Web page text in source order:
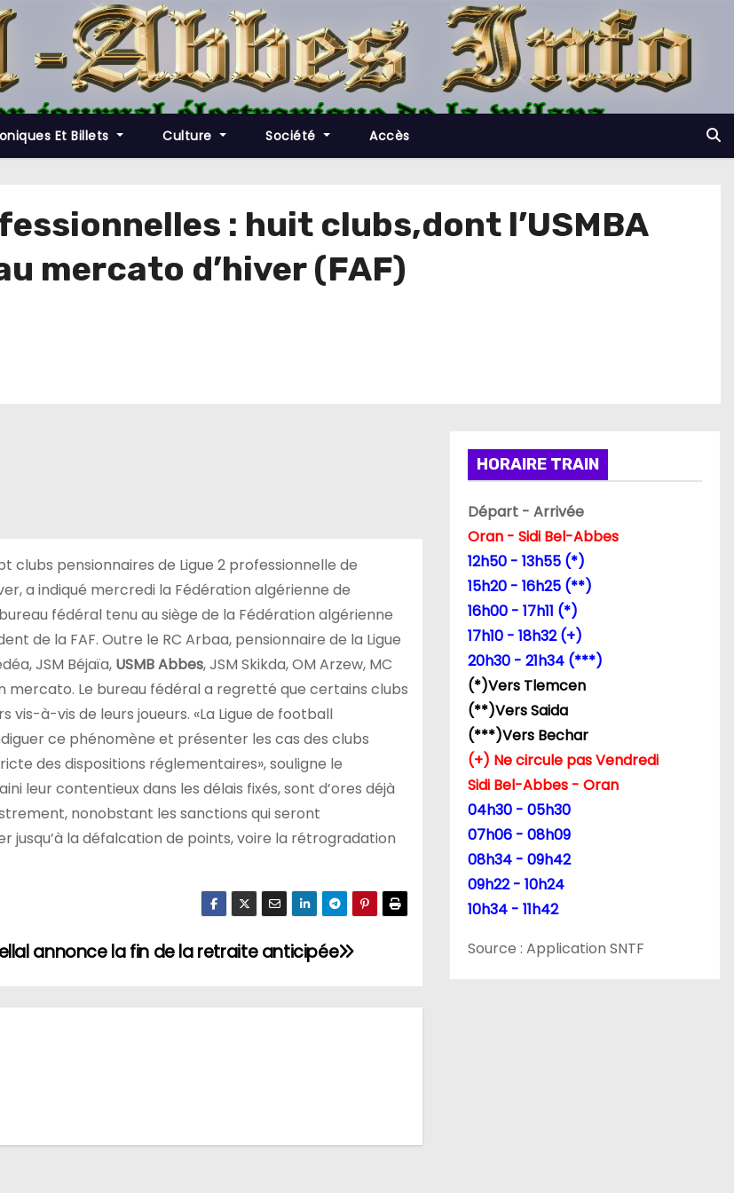
Et Billets Culture Société Accès
: huit clubs,dont l’USMBA
mercato d’hiver (FAF)
clubs pensionnaires de Ligue 2 professionnelle de
a indiqué mercredi la Fédération algérienne de
fédéral tenu au siège de la Fédération algérienne
de la FAF. Outre le RC Arbaa, pensionnaire de la Ligue
JSM Béjaïa, USMB Abbes, JSM Skikda, OM Arzew, MC
Le bureau fédéral a regretté que certains clubs
à-vis de leurs joueurs. «La Ligue de football
ce phénomène et présenter les cas des clubs
des dispositions réglementaires», souligne le
leur contentieux dans les délais fixés, sont d’ores déjà
nonobstant les sanctions qui seront
jusqu’à la défalcation de points, voire la rétrogradation
annonce la fin de la retraite anticipée
HORAIRE TRAIN
Départ - Arrivée
Oran - Sidi Bel-Abbes
12h50 - 13h55 (*)
15h20 - 16h25 (**)
16h00 - 17h11 (*)
17h10 - 18h32 (+)
20h30 - 21h34 (***)
(*)Vers Tlemcen
(**)Vers Saida
(***)Vers Bechar
(+) Ne circule pas Vendredi
Sidi Bel-Abbes - Oran
04h30 - 05h30
07h06 - 08h09
08h34 - 09h42
09h22 - 10h24
10h34 - 11h42
Source : Application SNTF